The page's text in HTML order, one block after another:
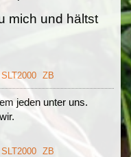
mich und hältst
SLT2000 ZB
jeden unter uns.
SLT2000 ZB